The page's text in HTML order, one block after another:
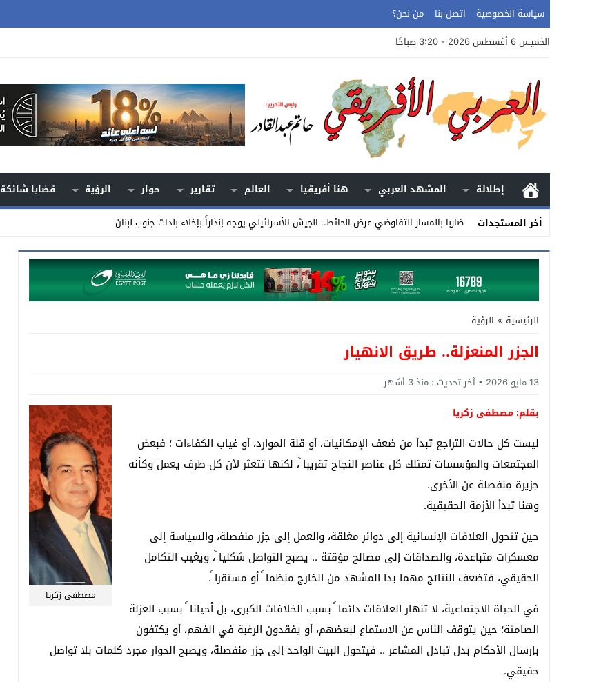
سياسة الخصوصية اتصل بنا
من نحن؟
الخميس 6 أغسطس 2026 - 3:20 صباحًا
إطلالة المشهد العربي هنا أفريقيا العالم تقارير حوار الرؤية قضايا شائكة
أخر المستجدات
ضاربا بالمسار التفاوضي عرض الحائط.. الجيش الأسرائيلي يوجه إنذاراً بإخلاء بلدات جنوب لبنان
Stop
Previous
Next
الرئيسية » الرؤية
الجزر المنعزلة.. طريق الانهيار
13 مايو 2026 آخر تحديث : منذ 3 أشهر
مصطفى زكريا
بقلم: مصطفى زكريا
ليست كل حالات التراجع تبدأ من ضعف الإمكانيات، أو قلة الموارد، أو غياب الكفاءات ؛ فبعض
المجتمعات والمؤسسات تمتلك كل عناصر النجاح تقريبا ً، لكنها تتعثر لأن كل طرف يعمل وكأنه
جزيرة منفصلة عن الأخرى.
وهنا تبدأ الأزمة الحقيقية.
حين تتحول العلاقات الإنسانية إلى دوائر مغلقة، والعمل إلى جزر منفصلة، والسياسة إلى
معسكرات متباعدة، والصداقات إلى مصالح مؤقتة .. يصبح التواصل شكليا ً، ويغيب التكامل
الحقيقي، فتضعف النتائج مهما بدا المشهد من الخارج منظما ً أو مستقرا ً.
في الحياة الاجتماعية، لا تنهار العلاقات دائما ً بسبب الخلافات الكبرى، بل أحيانا ً بسبب العزلة
الصامتة؛ حين يتوقف الناس عن الاستماع لبعضهم، أو يفقدون الرغبة في الفهم، أو يكتفون
بإرسال الأحكام بدل تبادل المشاعر .. فيتحول البيت الواحد إلى جزر منفصلة، ويصبح الحوار مجرد كلمات بلا تواصل
حقيقي.